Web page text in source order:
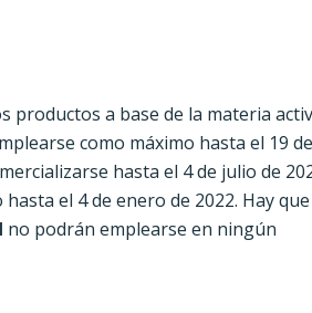
productos a base de la materia
como máximo hasta el 19 de
hasta el 4 de julio de
el 4 de enero de 2022. Hay que
no podrán emplearse en ningún